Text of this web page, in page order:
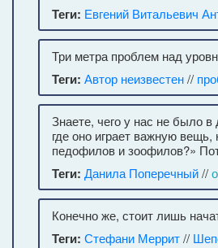
Теги: Евгений Витальевич
Три метра проблем над
Теги: Автор неизвестен//
Знаете, чего у нас не было
где оно играет важную
педофилов и зоофилов?»
Теги: Данила Поперечный//
Конечно же, стоит лишь
Теги: Стефани Меррит//